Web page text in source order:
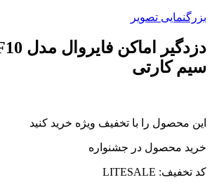
بزرگنمایی تصویر
سیم کارتی
این محصول را با تخفیف ویژه خرید کنید
خرید محصول در جشنواره
کد تخفیف: LITESALE